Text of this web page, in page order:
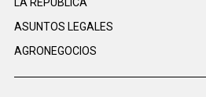
LA REPÚBLICA
ASUNTOS LEGALES
AGRONEGOCIOS